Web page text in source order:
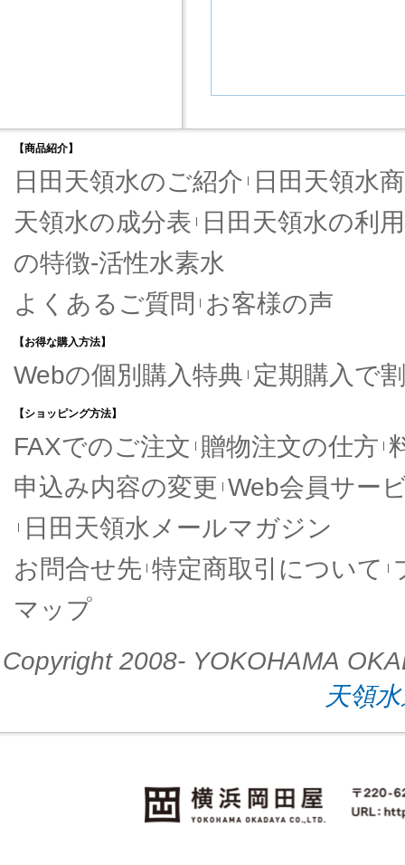
【商品紹介】
日田天領水のご紹介 日田天領水
天領水の成分表 日田天領水の利
の特徴-活性水素水
よくあるご質問 お客様の声
【お得な購入方法】
Webの個別購入特典 定期購入で
【ショッピング方法】
FAXでのご注文 贈物注文の仕方
申込み内容の変更 Web会員サー
日田天領水メールマガジン
お問合せ先 特定商取引について
マップ
Copyright 2008- YOKOHAMA
天領